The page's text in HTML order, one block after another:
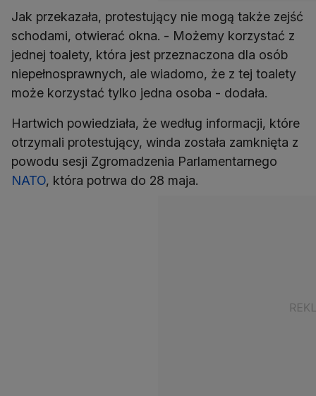
Jak przekazała, protestujący nie mogą także zejść
schodami, otwierać okna. - Możemy korzystać z
jednej toalety, która jest przeznaczona dla osób
niepełnosprawnych, ale wiadomo, że z tej toalety
może korzystać tylko jedna osoba - dodała.
Hartwich powiedziała, że według informacji, które
otrzymali protestujący, winda została zamknięta z
powodu sesji Zgromadzenia Parlamentarnego
NATO, która potrwa do 28 maja.